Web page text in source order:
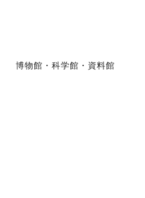
博物館・科学館・資料館